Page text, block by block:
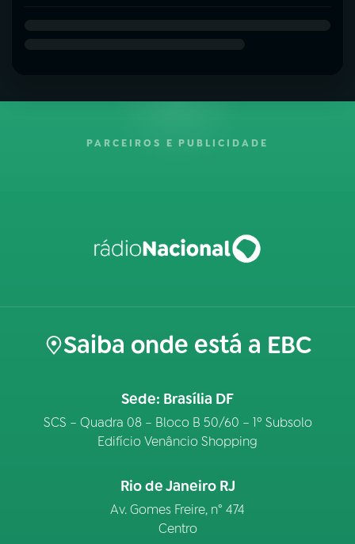
PARCEIROS E PUBLICIDADE
Saiba onde está a EBC
Sede: Brasília DF
SCS – Quadra 08 – Bloco B 50/60 – 1º Subsolo
Edifício Venâncio Shopping
Rio de Janeiro RJ
Av. Gomes Freire, n° 474
Centro